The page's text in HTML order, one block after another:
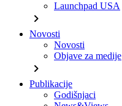
Launchpad USA
chevron_right
Novosti
Novosti
Objave za medije
chevron_right
Publikacije
Godišnjaci